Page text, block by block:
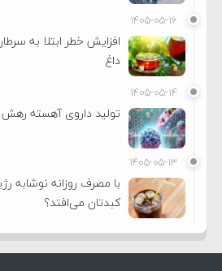
۱۴۰۵-۰۵-۱۶
افزایش خطر ابتلا به
داغ
۱۴۰۵-۰۵-۱۴
تولید داروی آهسته رهش
۱۴۰۵-۰۵-۱۳
با مصرف روزانه نوشابه
کبدتان می‌افتد؟